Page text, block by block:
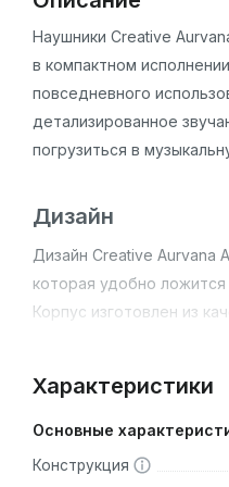
Наушники Creative
в компактном
повседневного
детализированное
погрузиться в
Дизайн
Дизайн Creative Aurvana
которая удобно
Корпус изготовлен из
Основные
Высокое качество
Характеристики
Основные
Конструкция